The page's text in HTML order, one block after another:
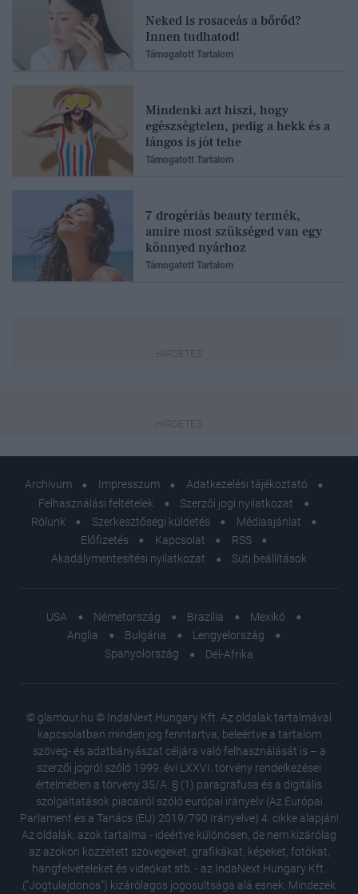
Neked is rosaceás a bőrőd?
Innen tudhatod!
Támogatott Tartalom
Mindenki azt hiszi, hogy
egészségtelen, pedig a hekk és a
lángos is jót tehe
Támogatott Tartalom
7 drogériás beauty termék,
amire most szükséged van egy
könnyed nyárhoz
Támogatott Tartalom
Archívum Impresszum
Adatkezelési tájékoztató
Felhasználási feltételek
Szerzői jogi nyilatkozat
Rólunk
Szerkesztőségi küldetés
Médiaajánlat
Előfizetés
Kapcsolat
RSS
Akadálymentesítési nyilatkozat
Süti beállítások
USA Németország Brazília
Mexikó
Anglia
Bulgária
Lengyelország
Spanyolország
Dél-Afrika
© glamour.hu © IndaNext Hungary Kft. Az oldalak tartalmával
kapcsolatban minden jog fenntartva, beleértve a tartalom
szöveg- és adatbányászat céljára való felhasználását is – a
szerzői jogról szóló 1999. évi LXXVI. törvény rendelkezései
értelmében a törvény 35/A. § (1) paragrafusa és a digitális
szolgáltatások piacairól szóló európai irányelv (Az Európai
Parlament és a Tanács (EU) 2019/790 Irányelve) 4. cikke alapján!
Az oldalak, azok tartalma - ideértve különösen, de nem kizárólag
az azokon közzétett szövegeket, grafikákat, képeket, fotókat,
hangfelvételeket és videókat stb. - az IndaNext Hungary Kft.
("Jogtulajdonos") kizárólagos jogosultsága alá esnek. Mindezek